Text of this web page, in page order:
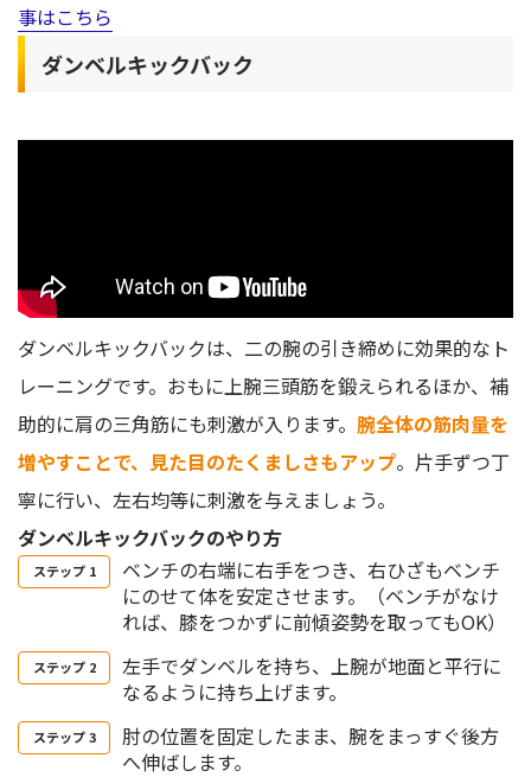
事はこちら
ダンベルキックバック
ダンベルキックバックは、二の腕の引き締めに効果的なト
レーニングです。おもに上腕三頭筋を鍛えられるほか、補
助的に肩の三角筋にも刺激が入ります。 腕全体の筋肉量を
増やすことで、見た目のたくましさもアップ。片手ずつ丁
寧に行い、左右均等に刺激を与えましょう。
ダンベルキックバックのやり方
ベンチの右端に右手をつき、右ひざもベンチ
にのせて体を安定させます。（ベンチがなけ
れば、膝をつかずに前傾姿勢を取ってもOK）
左手でダンベルを持ち、上腕が地面と平行に
なるように持ち上げます。
肘の位置を固定したまま、腕をまっすぐ後方
へ伸ばします。